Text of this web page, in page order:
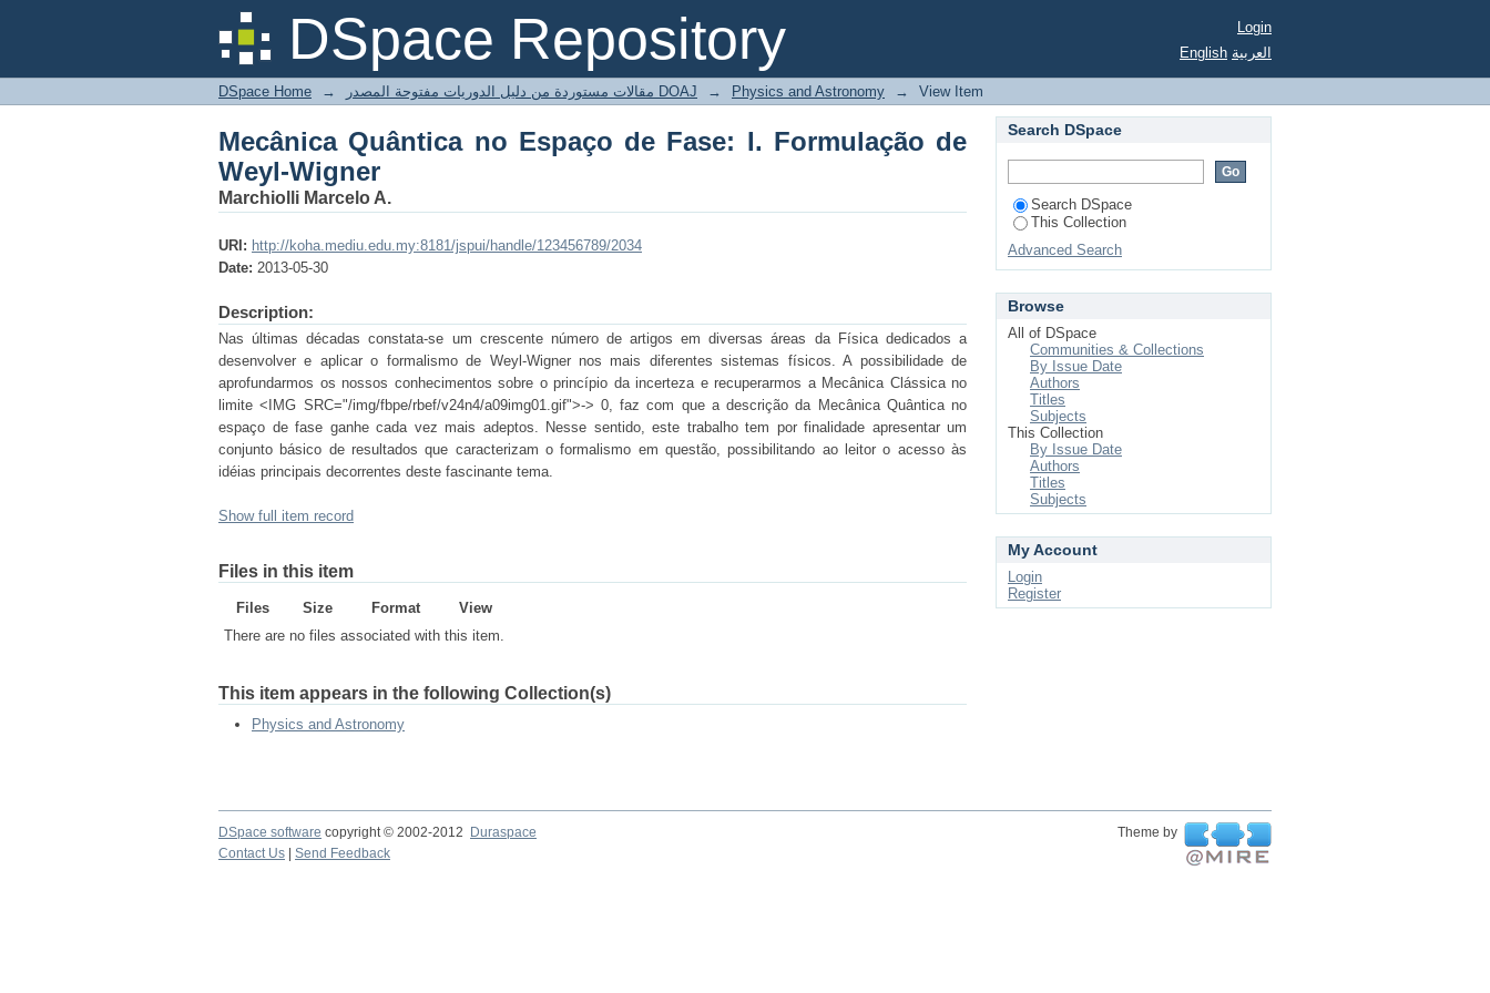
DSpace Repository
Mecânica Quântica no Espaço de Fase: I. Formulação de Weyl-Wigner
Login
English العربية
DSpace Home → مقالات مستوردة من دليل الدوريات مفتوحة المصدر DOAJ → Physics and Astronomy → View Item
Mecânica Quântica no Espaço de Fase: I. Formulação de
Weyl-Wigner
Marchiolli Marcelo A.
URI: http://koha.mediu.edu.my:8181/jspui/handle/123456789/2034
Date: 2013-05-30
Description:
Nas últimas décadas constata-se um crescente número de artigos em diversas áreas da Física dedicados a
desenvolver e aplicar o formalismo de Weyl-Wigner nos mais diferentes sistemas físicos. A possibilidade de
aprofundarmos os nossos conhecimentos sobre o princípio da incerteza e recuperarmos a Mecânica Clássica no
limite <IMG SRC="/img/fbpe/rbef/v24n4/a09img01.gif">-> 0, faz com que a descrição da Mecânica Quântica no
espaço de fase ganhe cada vez mais adeptos. Nesse sentido, este trabalho tem por finalidade apresentar um
conjunto básico de resultados que caracterizam o formalismo em questão, possibilitando ao leitor o acesso às
idéias principais decorrentes deste fascinante tema.
Show full item record
Files in this item
Files Size Format
View
There are no files associated with this item.
This item appears in the following Collection(s)
Physics and Astronomy
Search DSpace
Search DSpace
This Collection
Advanced Search
Browse
All of DSpace
Communities & Collections
By Issue Date
Authors
Titles
Subjects
This Collection
By Issue Date
Authors
Titles
Subjects
My Account
Login
Register
DSpace software copyright © 2002-2012 Duraspace
Theme by
Contact Us
Send Feedback